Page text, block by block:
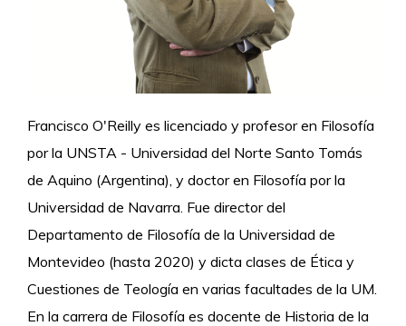
Francisco O'Reilly es licenciado y profesor en Filosofía
por la UNSTA - Universidad del Norte Santo Tomás
de Aquino (Argentina), y doctor en Filosofía por la
Universidad de Navarra. Fue director del
Departamento de Filosofía de la Universidad de
Montevideo (hasta 2020) y dicta clases de Ética y
Cuestiones de Teología en varias facultades de la UM.
En la carrera de Filosofía es docente de Historia de la